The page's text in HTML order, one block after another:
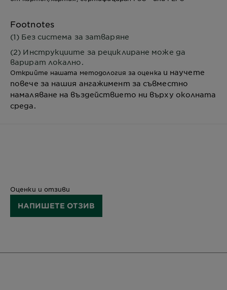
Footnotes
(1) Без система за затваряне
(2) Инструкциите за рециклиране може да
варират локално.
Открийте нашата методология за оценкаи научете
повече за нашия ангажимент за съвместно
намаляване на въздействието ни върху околната
среда.
Оценки и отзиви
НАПИШЕТЕ ОТЗИВ